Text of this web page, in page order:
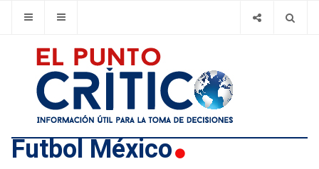
Futbol México